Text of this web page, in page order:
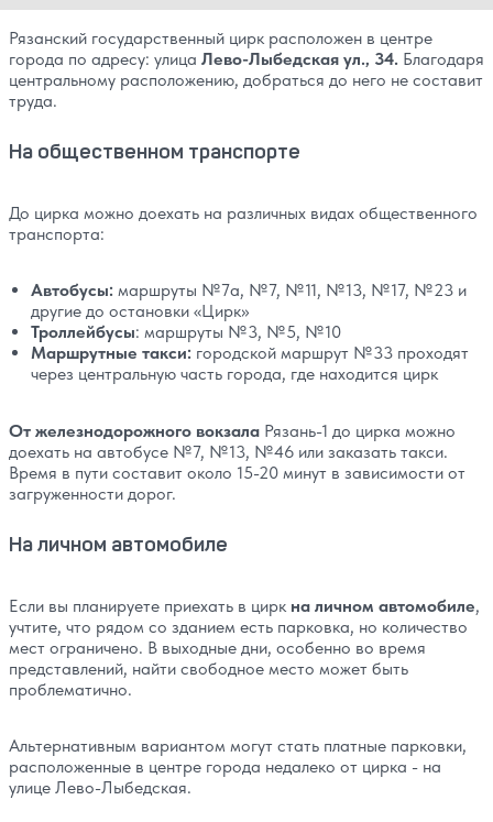
Рязанский государственный цирк расположен в центре
города по адресу: улица Лево-Лыбедская ул., 34. Благодаря
центральному расположению, добраться до него не составит
труда.
На общественном транспорте
До цирка можно доехать на различных видах общественного
транспорта:
Автобусы: маршруты №7а, №7, №11, №13, №17, №23 и
другие до остановки «Цирк»
Троллейбусы: маршруты №3, №5, №10
Маршрутные такси: городской маршрут №33 проходят
через центральную часть города, где находится цирк
От железнодорожного вокзала Рязань-1 до цирка можно
доехать на автобусе №7, №13, №46 или заказать такси.
Время в пути составит около 15-20 минут в зависимости от
загруженности дорог.
На личном автомобиле
Если вы планируете приехать в цирк на личном автомобиле,
учтите, что рядом со зданием есть парковка, но количество
мест ограничено. В выходные дни, особенно во время
представлений, найти свободное место может быть
проблематично.
Альтернативным вариантом могут стать платные парковки,
расположенные в центре города недалеко от цирка - на
улице Лево-Лыбедская.